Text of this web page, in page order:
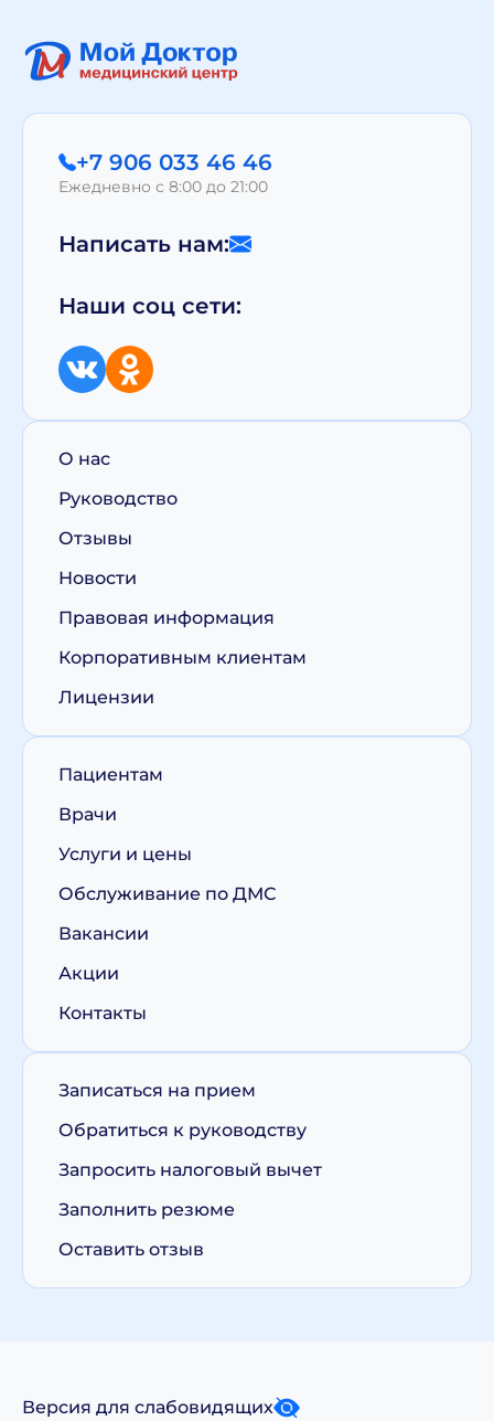
+7 906 033 46 46
Ежедневно с 8:00 до 21:00
Написать нам:
Наши соц сети:
О нас
Руководство
Отзывы
Новости
Правовая информация
Корпоративным клиентам
Лицензии
Пациентам
Врачи
Услуги и цены
Обслуживание по ДМС
Вакансии
Акции
Контакты
Записаться на прием
Обратиться к руководству
Запросить налоговый вычет
Заполнить резюме
Оставить отзыв
Версия для слабовидящих